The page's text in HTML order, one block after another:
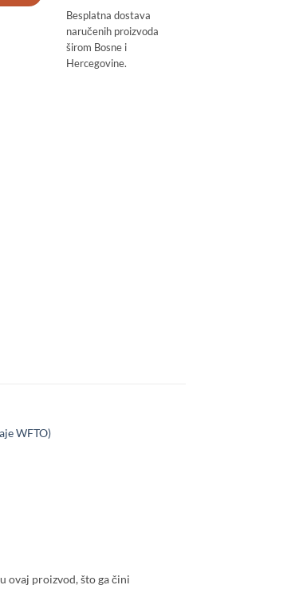
Besplatna dostava
naručenih proizvoda
širom Bosne i
Hercegovine.
WFTO)
ovaj proizvod, što ga čini